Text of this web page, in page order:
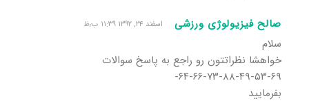
صالح فیزیولوژی ورزشی اسفند ۲۴, ۱۳۹۲ ۱۱:۳۹ ب٫ظ
سلام
خواهشا نظراتتون رو راجع به پاسخ سوالات
۶۹-۵۳-۴۹-۸۸-۷۳-۶۶-۶۴-
بفرمایید